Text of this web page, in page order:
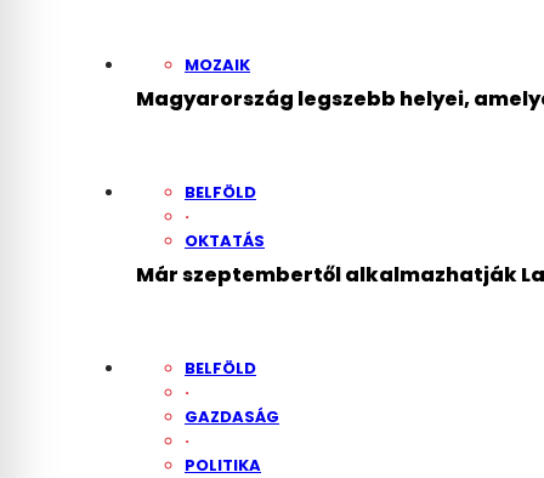
MOZAIK
Magyarország legszebb helyei,
BELFÖLD
·
OKTATÁS
Már szeptembertől alkalmazhatják
BELFÖLD
·
GAZDASÁG
·
POLITIKA